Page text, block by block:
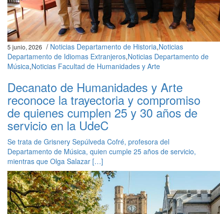
5 junio, 2026 / Noticias Departamento de Historia,Noticias
Departamento de Idiomas Extranjeros,Noticias Departamento de
Música,Noticias Facultad de Humanidades y Arte
Decanato de Humanidades y Arte
reconoce la trayectoria y compromiso
de quienes cumplen 25 y 30 años de
servicio en la UdeC
Se trata de Grisnery Sepúlveda Cofré, profesora del
Departamento de Música, quien cumple 25 años de servicio,
mientras que Olga Salazar […]